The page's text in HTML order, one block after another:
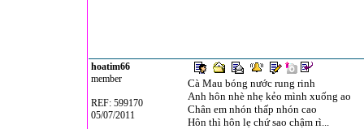
hoatim66
member
REF: 599170
05/07/2011
Cà Mau bóng nước rung rinh
Anh hôn nhè nhẹ kẻo mình xuống ao
Chân em nhón thấp nhón cao
Hôn thì hôn lẹ chứ sao chậm rì...